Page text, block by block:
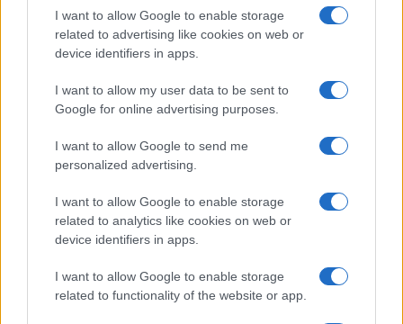
I want to allow Google to enable storage
related to advertising like cookies on web or
device identifiers in apps.
I want to allow my user data to be sent to
Google for online advertising purposes.
I want to allow Google to send me
personalized advertising.
I want to allow Google to enable storage
related to analytics like cookies on web or
device identifiers in apps.
I want to allow Google to enable storage
related to functionality of the website or app.
y su impacto global
La Corte Penal Internacional es un pilar fundamental…
INTERNACIONAL